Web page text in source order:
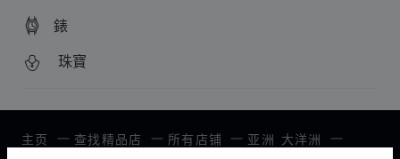
錶
珠寶
主页 查找精品店 所有店铺 亚洲 大洋洲